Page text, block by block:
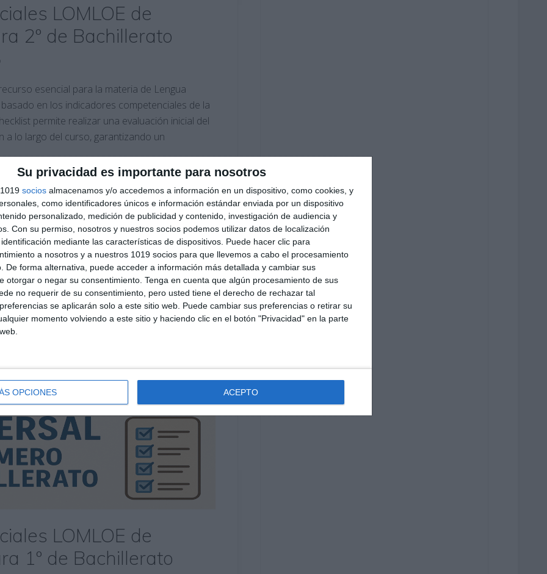
Su privacidad es importante para nosotros
socios almacenamos y/o accedemos a información en un dispositivo, como cookies, y
como identificadores únicos e información estándar enviada por un dispositivo
personalizado, medición de publicidad y contenido, investigación de audiencia y
Con su permiso, nosotros y nuestros socios podemos utilizar datos de localización
mediante las características de dispositivos. Puede hacer clic para
a nosotros y a nuestros 1019 socios para que llevemos a cabo el procesamiento
De forma alternativa, puede acceder a información más detallada y cambiar sus
otorgar o negar su consentimiento. Tenga en cuenta que algún procesamiento de sus
no requerir de su consentimiento, pero usted tiene el derecho de rechazar tal
se aplicarán solo a este sitio web. Puede cambiar sus preferencias o retirar su
momento volviendo a este sitio y haciendo clic en el botón "Privacidad" en la parte
OPCIONES ACEPTO
LOMLOE de
2º de Bachillerato
esencial para la materia de Lengua
en los indicadores competenciales de la
permite realizar una evaluación inicial del
a lo largo del curso, garantizando un
,autores,competencias transversales
secundaria,ejercicios, ESO,estudiar,Evaluación
,LENGUA,literatura,literatura española ,LOMLOE,
educativos,repasar,SECUNDARIA,sintaxis, TIC
LOMLOE de
1º de Bachillerato